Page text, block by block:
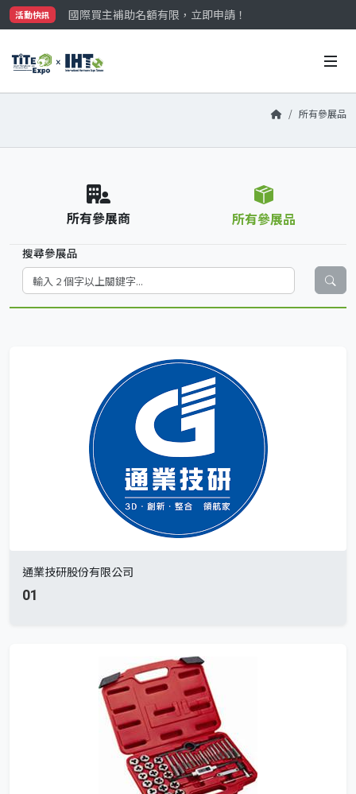
活動快訊
參觀門票開放申請中‼️
國際買主補助名額有限，立即申請！
所有參展品
所有參展商 所有參展品
搜尋參展品
通業技研股份有限公司
01